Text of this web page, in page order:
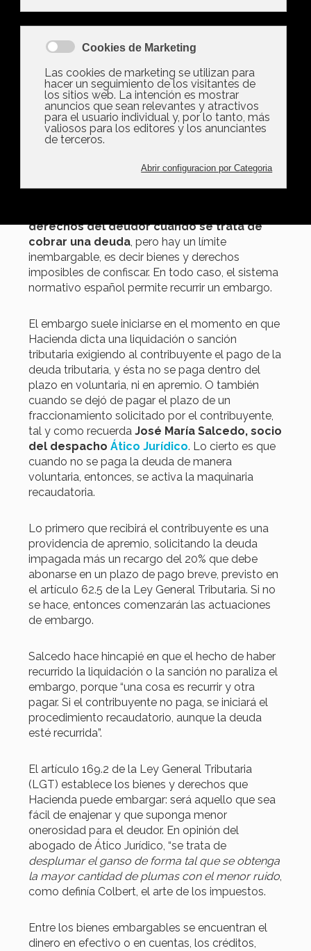
bienes puede embargarte
Hacienda y cómo defenderte
derechos del deudor cuando se trata de
cobrar una deuda, pero hay un límite
inembargable, es decir bienes y derechos
imposibles de confiscar. En todo caso, el sistema
normativo español permite recurrir un embargo.
El embargo suele iniciarse en el momento en que
Hacienda dicta una liquidación o sanción
tributaria exigiendo al contribuyente el pago de la
deuda tributaria, y ésta no se paga dentro del
plazo en voluntaria, ni en apremio. O también
cuando se dejó de pagar el plazo de un
fraccionamiento solicitado por el contribuyente,
tal y como recuerdaJosé María Salcedo, socio
del despachoÁtico Jurídico. Lo cierto es que
cuando no se paga la deuda de manera
voluntaria, entonces, se activa la maquinaria
recaudatoria.
Lo primero que recibirá el contribuyente es una
providencia de apremio, solicitando la deuda
impagada más un recargo del 20% que debe
abonarse en un plazo de pago breve, previsto en
el artículo 62.5 de la Ley General Tributaria. Si no
se hace, entonces comenzarán las actuaciones
de embargo.
Salcedo hace hincapié en que el hecho de haber
recurrido la liquidación o la sanción no paraliza el
embargo, porque “una cosa es recurrir y otra
pagar. Si el contribuyente no paga, se iniciará el
procedimiento recaudatorio, aunque la deuda
esté recurrida”.
El artículo 169.2 de la Ley General Tributaria
(LGT) establece los bienes y derechos que
Hacienda puede embargar: será aquello que sea
fácil de enajenar y que suponga menor
onerosidad para el deudor. En opinión del
abogado de Ático Jurídico, “se trata de
desplumar el ganso de forma tal que se obtenga
la mayor cantidad de plumas con el menor ruido,
como definía Colbert, el arte de los impuestos.
Entre los bienes embargables se encuentran el
dinero en efectivo o en cuentas, los créditos,